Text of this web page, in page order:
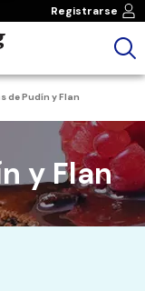
Registrarse
de Pudín y Flan
y Flan